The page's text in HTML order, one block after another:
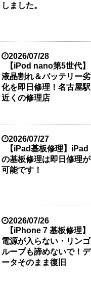
しました。
2026/07/28
【iPod nano第5世代】
液晶割れ＆バッテリー劣
化を即日修理！名古屋駅
近くの修理店
2026/07/27
【iPad基板修理】iPad
の基板修理は即日修理が
可能です！
2026/07/26
【iPhone 7 基板修理】
電源が入らない・リンゴ
ループも諦めないで！デ
ータそのまま復旧